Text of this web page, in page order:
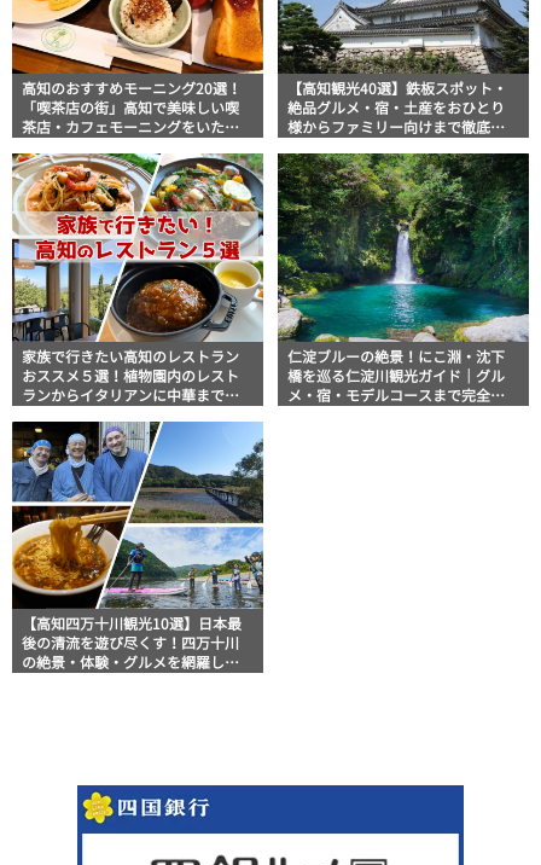
高知のおすすめモーニング20選！
「喫茶店の街」高知で美味しい喫
茶店・カフェモーニングをいただ
【高知観光40選】鉄板スポット・
絶品グルメ・宿・土産をおひとり
様からファミリー向けまで徹底解
家族で行きたい高知のレストラン
おススメ５選！植物園内のレスト
ランからイタリアンに中華まで楽
仁淀ブルーの絶景！にこ淵・沈下
橋を巡る仁淀川観光ガイド｜グル
メ・宿・モデルコースまで完全網
【高知四万十川観光10選】日本最
後の清流を遊び尽くす！四万十川
の絶景・体験・グルメを網羅した